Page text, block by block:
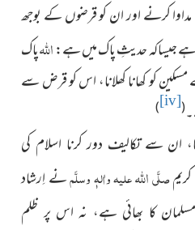
کرنے اور ان کو قرضوں کےبوجھ
جیساکہ حدیثِ پاک میں ہے:اللہپاک
کو کھانا کھلانا، اس کو قرض سے
(
[iv]
)
ان سے تکالیف دور کرنا اسلام کی
صلَّیاللہعلیہ واٰلہٖ وسلَّمنے اِرشاد
کا بھائی ہے، نہ اس پر ظلم